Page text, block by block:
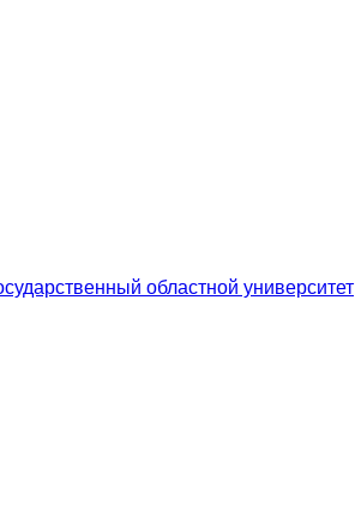
областной университет